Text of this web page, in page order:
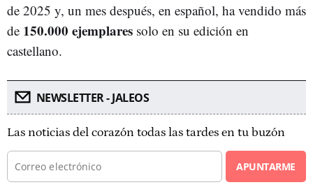
de 2025 y, un mes después, en español, ha vendido más
de 150.000 ejemplares solo en su edición en
castellano.
NEWSLETTER - JALEOS
Las noticias del corazón todas las tardes en tu buzón
APUNTARME